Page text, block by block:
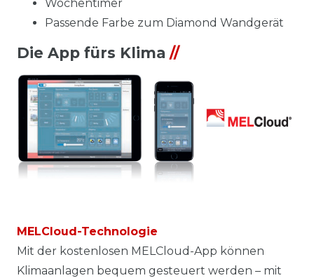
Wochentimer
Passende Farbe zum Diamond Wandgerät
Die App fürs Klima //
MELCloud-Technologie
Mit der kostenlosen MELCloud-App können
Klimaanlagen bequem gesteuert werden – mit